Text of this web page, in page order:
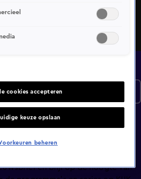
op 20 december, 18:31 uur bij
programma en is geschikt
nieuwsbrief
en blijf op de hoogte van
cookies accepteren
keuze opslaan
beheren